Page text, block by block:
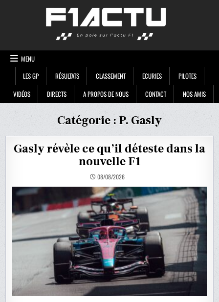
MENU
LES GP
RÉSULTATS CLASSEMENT ECURIES
PILOTES
VIDÉOS
DIRECTS A PROPOS DE NOUS CONTACT NOS AMIS
Catégorie : P. Gasly
Gasly révèle ce qu’il déteste dans la
nouvelle F1
08/08/2026